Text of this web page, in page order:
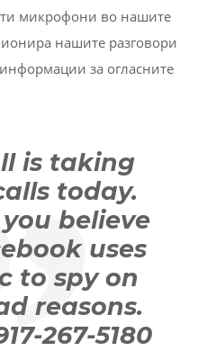
микрофони во нашите
нашите разговори
за огласните
is taking
today.
believe
uses
to spy on
reasons.
267-5180